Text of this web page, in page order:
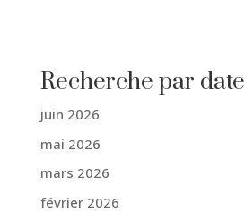
Recherche par date
juin 2026
mai 2026
mars 2026
février 2026